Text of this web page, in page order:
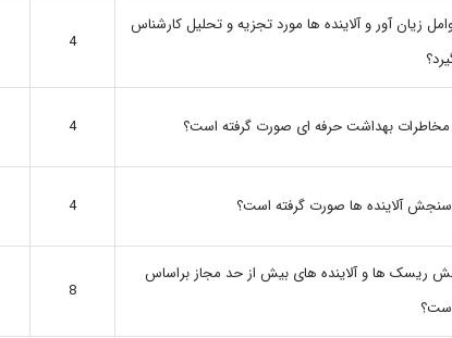
زیان آور و آلاینده ها مورد تجزیه و تحلیل کارشناس
4
مخاطرات بهداشت حرفه ای صورت گرفته است؟ 4
آلاینده ها صورت گرفته است؟ 4
ریسک ها و آلاینده های بیش از حد مجاز براساس
8